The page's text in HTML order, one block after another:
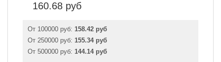
160.68 руб
От 100000 руб: 158.42 руб
От 250000 руб: 155.34 руб
От 500000 руб: 144.14 руб